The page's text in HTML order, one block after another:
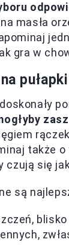
masła
gra w
także
czują się
są